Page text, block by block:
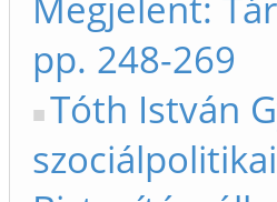
pp. 248-269
Tóth István